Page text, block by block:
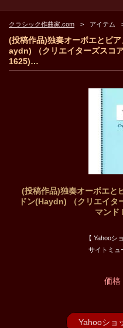
クラシック作曲家.com アイテム
(投稿作品)独奏オーボエとピ
aydn) （クリエイターズスコ
1625)…
(投稿作品)独奏オーボエと
ドン(Haydn) （クリエイタ
マン
【 Yahooシ
サイトミュ
価格
Yahooショ